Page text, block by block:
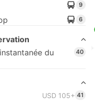
9
6
du
40
USD 105+ 41